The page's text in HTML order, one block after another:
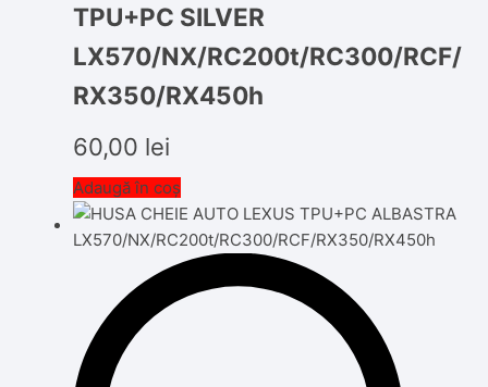
TPU+PC SILVER
LX570/NX/RC200t/RC300/RCF/
RX350/RX450h
60,00 lei
Adaugă în coș